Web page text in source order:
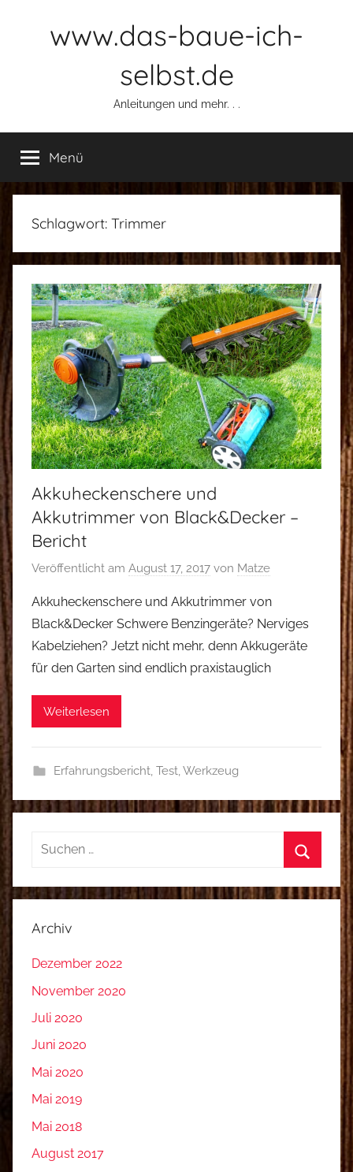
www.das-baue-ich-
selbst.de
Anleitungen und mehr. . .
Menü
Schlagwort: Trimmer
Akkuheckenschere und
Akkutrimmer von Black&Decker –
Bericht
Veröffentlicht am August 17, 2017 von Matze
Akkuheckenschere und Akkutrimmer von
Black&Decker Schwere Benzingeräte? Nerviges
Kabelziehen? Jetzt nicht mehr, denn Akkugeräte
für den Garten sind endlich praxistauglich
Weiterlesen
Erfahrungsbericht, Test,Werkzeug
Suchen
Suchen
Archiv
Dezember 2022
November 2020
Juli 2020
Juni 2020
Mai 2020
Mai 2019
Mai 2018
August 2017